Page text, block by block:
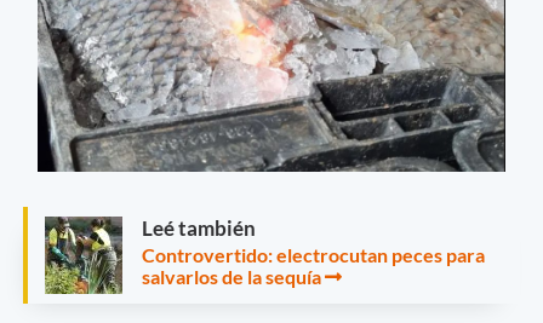
Leé también
Controvertido: electrocutan peces para
salvarlos de la sequía